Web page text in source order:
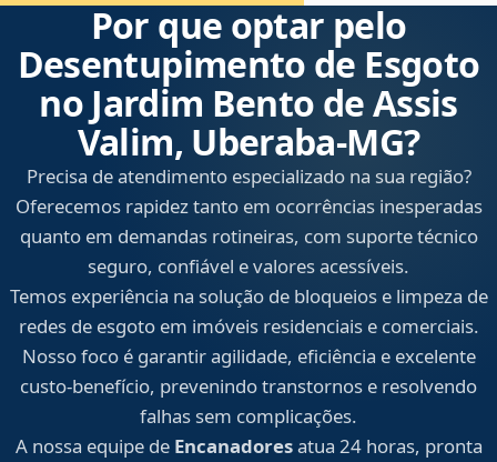
Por que optar pelo
Desentupimento de Esgoto
no Jardim Bento de Assis
Valim, Uberaba‑MG?
Precisa de atendimento especializado na sua região?
Oferecemos rapidez tanto em ocorrências inesperadas
quanto em demandas rotineiras, com suporte técnico
seguro, confiável e valores acessíveis.
Temos experiência na solução de bloqueios e limpeza de
redes de esgoto em imóveis residenciais e comerciais.
Nosso foco é garantir agilidade, eficiência e excelente
custo-benefício, prevenindo transtornos e resolvendo
falhas sem complicações.
A nossa equipe de Encanadoresatua 24 horas, pronta